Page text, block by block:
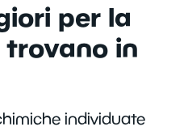
per la
in
individuate